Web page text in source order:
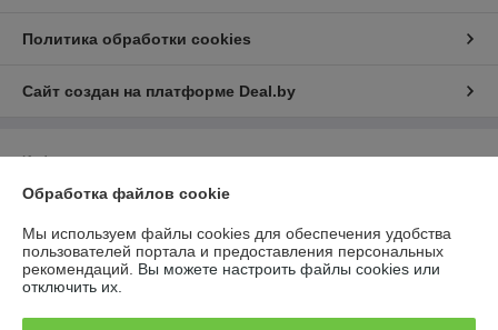
Политика обработки cookies
Сайт создан на платформе Deal.by
Информация для покупателя
Индивидуальный предприниматель:
Республика Беларусь, г. Минск, ул. Володько, д. 24, кв. 21
Регистрационный номер ЕГР: 190379361
Обработка файлов cookie
Мы используем файлы cookies для обеспечения удобства
пользователей портала и предоставления персональных
рекомендаций. Вы можете настроить файлы cookies или
отключить их.